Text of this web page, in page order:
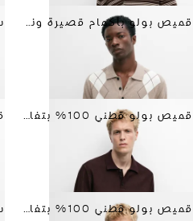
قميص بولو بأكمام قصيرة ونقشة معينة من مزيج القطن
قميص بولو قطني 100% بتفاصيل متباينة وملمس بارز
قميص بولو قطني 100% بتفاصيل متباينة وملمس بارز